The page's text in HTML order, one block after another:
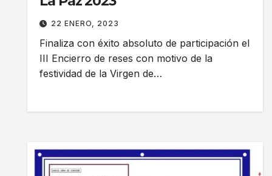
22 ENERO, 2023
Finaliza con éxito absoluto de participación el
III Encierro de reses con motivo de la
festividad de la Virgen de…